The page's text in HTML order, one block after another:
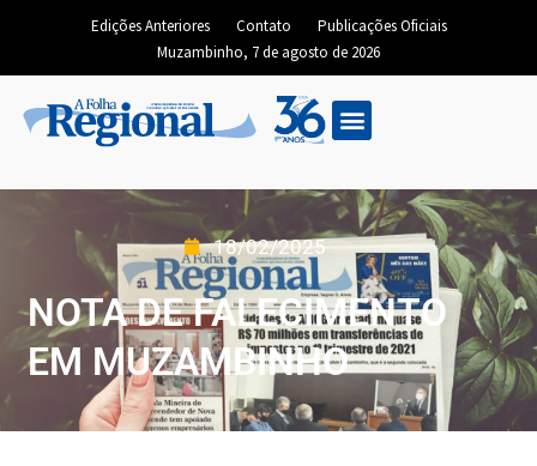
Edições Anteriores Contato
Publicações Oficiais
Muzambinho, 7 de agosto de 2026
18/02/2025
NOTA DE FALECIMENTO
EM MUZAMBINHO